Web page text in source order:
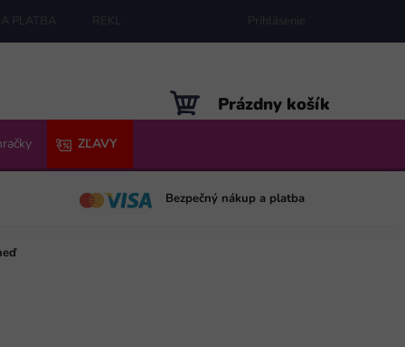
PLATBA REKLAMÁCIE MAPA SERVERU
Prihlásenie
NÁKUPNÝ
KOŠÍK
Prázdny košík
ZĽAVY
Bezpečný nákup a platba